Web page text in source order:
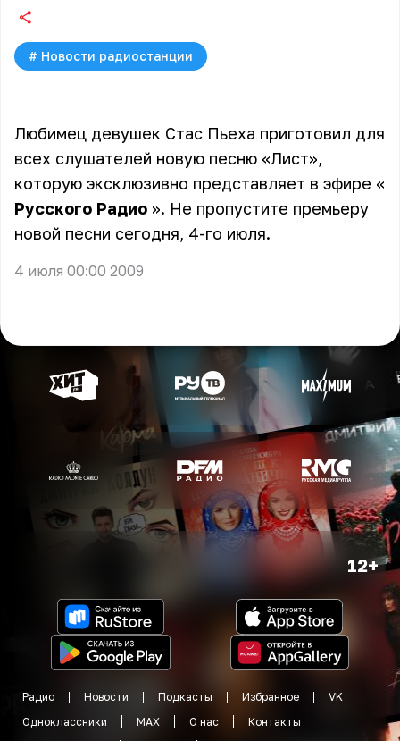
# Новости радиостанции
Любимец девушек Стас Пьеха приготовил для
всех слушателей новую песню «Лист»,
которую эксклюзивно представляет в эфире «
Русского Радио ». Не пропустите премьеру
новой песни сегодня, 4-го июля.
4 июля 00:00 2009
12+
Радио Новости Подкасты Избранное
VK
Одноклассники
MAX О нас
Контакты